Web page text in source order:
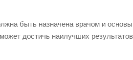
быть назначена врачом и
достичь наилучших